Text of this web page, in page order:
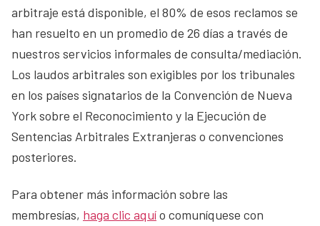
arbitraje está disponible, el 80% de esos reclamos se
han resuelto en un promedio de 26 días a través de
nuestros servicios informales de consulta/mediación.
Los laudos arbitrales son exigibles por los tribunales
en los países signatarios de la Convención de Nueva
York sobre el Reconocimiento y la Ejecución de
Sentencias Arbitrales Extranjeras o convenciones
posteriores.
Para obtener más información sobre las
membresías, haga clic aquío comuníquese con